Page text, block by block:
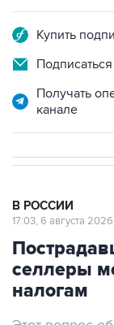
Купить
Получать
канале
В РОССИИ
17:03, 6 августа 2026
селлеры
налогам